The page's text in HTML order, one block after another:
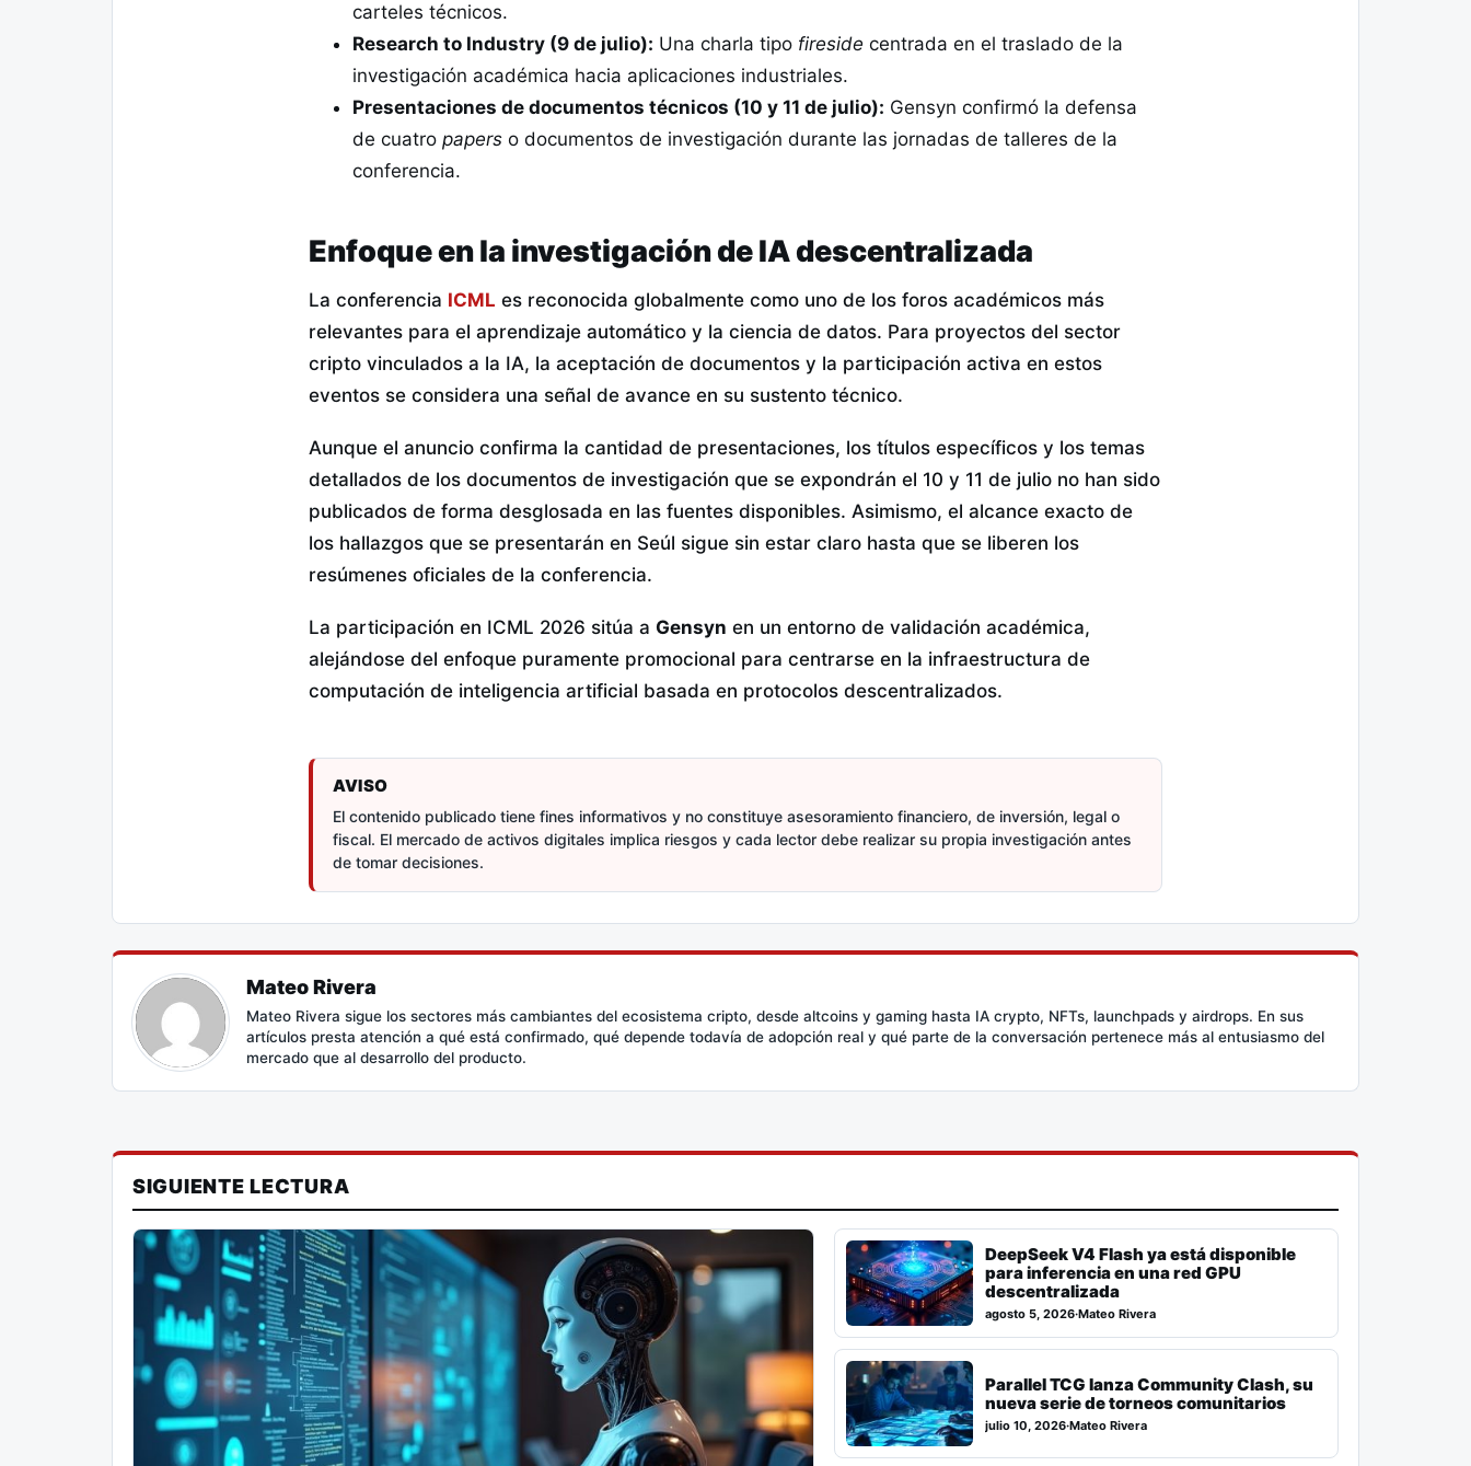
carteles técnicos.
Research to Industry (9 de julio): Una charla tipo fireside centrada en el traslado de la
investigación académica hacia aplicaciones industriales.
Presentaciones de documentos técnicos (10 y 11 de julio): Gensyn confirmó la defensa
de cuatro papers o documentos de investigación durante las jornadas de talleres de la
conferencia.
Enfoque en la investigación de IA descentralizada
La conferencia ICML es reconocida globalmente como uno de los foros académicos más
relevantes para el aprendizaje automático y la ciencia de datos. Para proyectos del sector
cripto vinculados a la IA, la aceptación de documentos y la participación activa en estos
eventos se considera una señal de avance en su sustento técnico.
Aunque el anuncio confirma la cantidad de presentaciones, los títulos específicos y los temas
detallados de los documentos de investigación que se expondrán el 10 y 11 de julio no han sido
publicados de forma desglosada en las fuentes disponibles. Asimismo, el alcance exacto de
los hallazgos que se presentarán en Seúl sigue sin estar claro hasta que se liberen los
resúmenes oficiales de la conferencia.
La participación en ICML 2026 sitúa a Gensyn en un entorno de validación académica,
alejándose del enfoque puramente promocional para centrarse en la infraestructura de
computación de inteligencia artificial basada en protocolos descentralizados.
AVISO
El contenido publicado tiene fines informativos y no constituye asesoramiento financiero, de inversión, legal o
fiscal. El mercado de activos digitales implica riesgos y cada lector debe realizar su propia investigación antes
de tomar decisiones.
Mateo Rivera
Mateo Rivera sigue los sectores más cambiantes del ecosistema cripto, desde altcoins y gaming hasta IA crypto, NFTs, launchpads y airdrops. En sus
artículos presta atención a qué está confirmado, qué depende todavía de adopción real y qué parte de la conversación pertenece más al entusiasmo del
mercado que al desarrollo del producto.
SIGUIENTE LECTURA
DeepSeek V4 Flash ya está disponible
para inferencia en una red GPU
descentralizada
agosto 5, 2026·Mateo Rivera
Parallel TCG lanza Community Clash, su
nueva serie de torneos comunitarios
julio 10, 2026·Mateo Rivera